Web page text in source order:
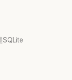
SQLite